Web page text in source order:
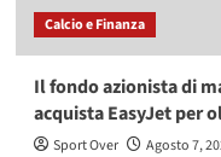
Calcio e Finanza
Il fondo azionista di
acquista EasyJet per
Sport Over Agosto 7,